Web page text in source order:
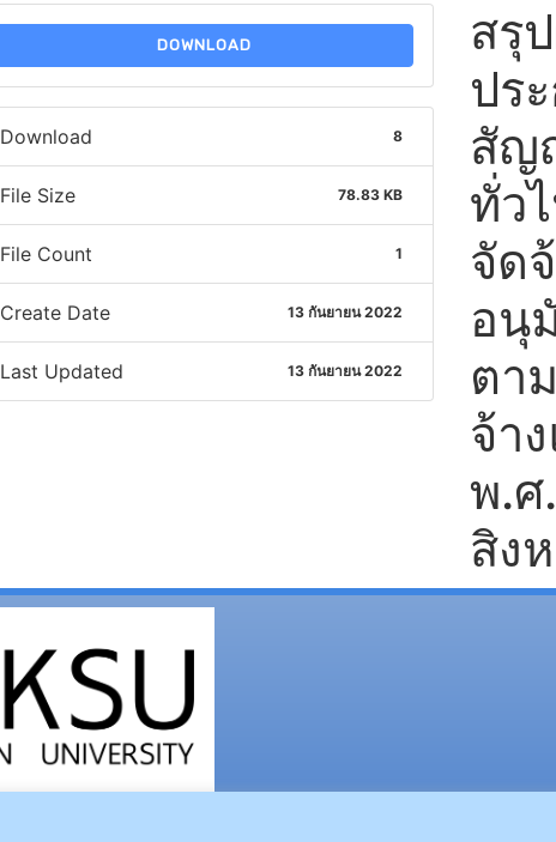
DOWNLOAD
Download 8
File Size 78.83 KB
File Count 1
Create Date 13 กันยายน 2022
Last Updated 13 กันยายน 2022
สรุ
ปร
สัญ
ทั่ว
จัด
อนุ
ตา
จ้า
พ.ศ
สิง